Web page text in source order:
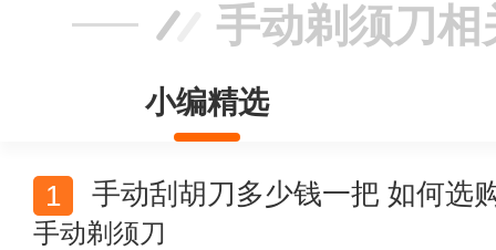
手动剃须刀相
小编精选
手动刮胡刀多少钱一把 如何选
手动剃须刀